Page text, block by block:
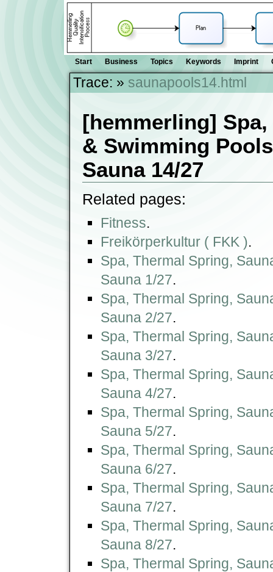
Start Business Topics Keywords Imprint
Trace: » saunapools14.html
[hemmerling]
& Swimming
Sauna 14/27
Related pages:
Fitness.
Freikörperkultur ( FKK ).
Spa, Thermal Spring,
Sauna 1/27.
Spa, Thermal Spring,
Sauna 2/27.
Spa, Thermal Spring,
Sauna 3/27.
Spa, Thermal Spring,
Sauna 4/27.
Spa, Thermal Spring,
Sauna 5/27.
Spa, Thermal Spring,
Sauna 6/27.
Spa, Thermal Spring,
Sauna 7/27.
Spa, Thermal Spring,
Sauna 8/27.
Spa, Thermal Spring,